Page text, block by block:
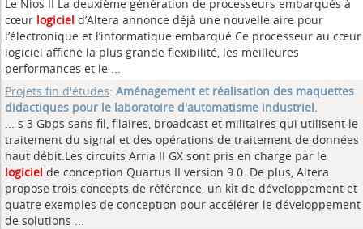
Le Nios II La deuxième génération de processeurs embarqués à
cœur logiciel d’Altera annonce déjà une nouvelle aire pour
l’électronique et l’informatique embarqué.Ce processeur au cœur
logiciel affiche la plus grande flexibilité, les meilleures
performances et le ...
Projets fin d'études: Aménagement et réalisation des maquettes
didactiques pour le laboratoire d'automatisme industriel.
... s 3 Gbps sans fil, filaires, broadcast et militaires qui utilisent le
traitement du signal et des opérations de traitement de données
haut débit.Les circuits Arria II GX sont pris en charge par le
logiciel de conception Quartus II version 9.0. De plus, Altera
propose trois concepts de référence, un kit de développement et
quatre exemples de conception pour accélérer le développement
de solutions ...